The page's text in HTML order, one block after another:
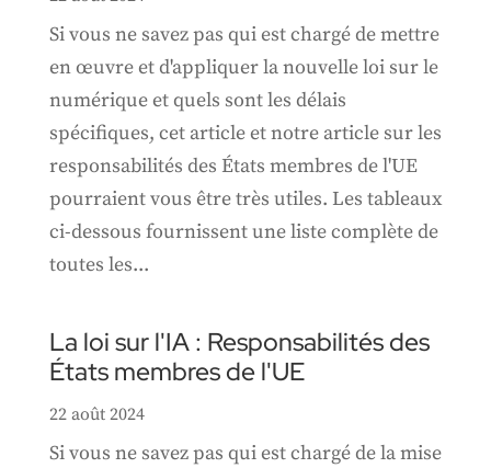
Si vous ne savez pas qui est chargé de mettre
en œuvre et d'appliquer la nouvelle loi sur le
numérique et quels sont les délais
spécifiques, cet article et notre article sur les
responsabilités des États membres de l'UE
pourraient vous être très utiles. Les tableaux
ci-dessous fournissent une liste complète de
toutes les...
La loi sur l'IA : Responsabilités des
États membres de l'UE
22 août 2024
Si vous ne savez pas qui est chargé de la mise